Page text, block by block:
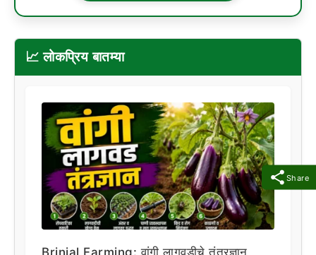
Share
📈 लोकप्रिय बातम्या
Brinjal Farming: वांगी लागवडीचे तंत्रज्ञान